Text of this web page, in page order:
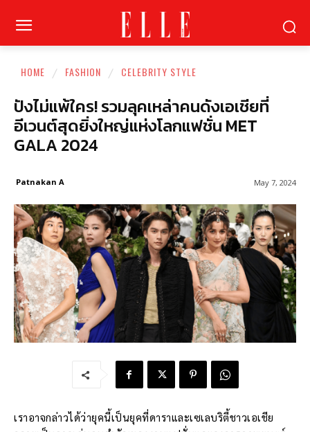
HOME FASHION CELEBRITY STYLE
ปังไม่แพ้ใคร! รวมลุคเหล่าคนดังเอเชียที่
อีเวนต์สุดยิ่งใหญ่แห่งโลกแฟชั่น MET
GALA 2024
May 7, 2024
Patnakan A
เราอาจกล่าวได้ว่ายุคนี้เป็นยุคที่ดาราและเซเลบริตี้ชาวเอเชีย